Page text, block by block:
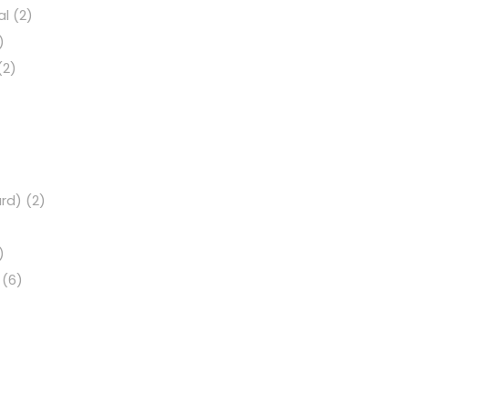
(2)
(2)
(6)